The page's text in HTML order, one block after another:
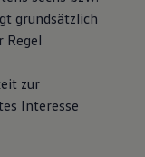
grundsätzlich
Regel
zur
Interesse